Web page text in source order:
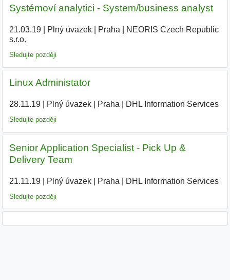
Systémoví analytici - System/business analyst
21.03.19| Plný úvazek| Praha
NEORIS Czech Republic
s.r.o.
Sledujte později
Linux Administator
28.11.19| Plný úvazek| Praha DHL Information Services|
Sledujte později
Senior Application Specialist - Pick Up &
Delivery Team
21.11.19| Plný úvazek| Praha DHL Information Services|
Sledujte později